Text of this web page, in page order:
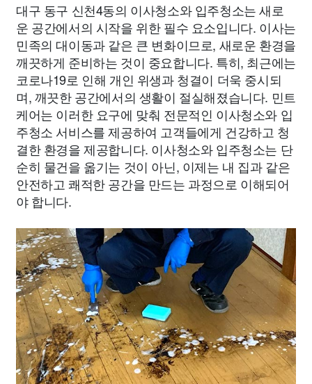
대구 동구 신천4동의 이사청소와 입주청소는 새로
운 공간에서의 시작을 위한 필수 요소입니다. 이사는
민족의 대이동과 같은 큰 변화이므로, 새로운 환경을
깨끗하게 준비하는 것이 중요합니다. 특히, 최근에는
코로나19로 인해 개인 위생과 청결이 더욱 중시되
며, 깨끗한 공간에서의 생활이 절실해졌습니다. 민트
케어는 이러한 요구에 맞춰 전문적인 이사청소와 입
주청소 서비스를 제공하여 고객들에게 건강하고 청
결한 환경을 제공합니다. 이사청소와 입주청소는 단
순히 물건을 옮기는 것이 아닌, 이제는 내 집과 같은
안전하고 쾌적한 공간을 만드는 과정으로 이해되어
야 합니다.